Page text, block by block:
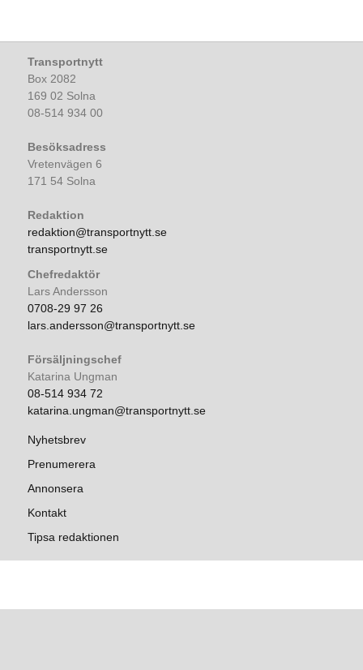
Transportnytt
Box 2082
169 02 Solna
08-514 934 00
Besöksadress
Vretenvägen 6
171 54 Solna
Redaktion
redaktion@transportnytt.se
transportnytt.se
Chefredaktör
Lars Andersson
0708-29 97 26
lars.andersson@transportnytt.se
Försäljningschef
Katarina Ungman
08-514 934 72
katarina.ungman@transportnytt.se
Nyhetsbrev
Prenumerera
Annonsera
Kontakt
Tipsa redaktionen